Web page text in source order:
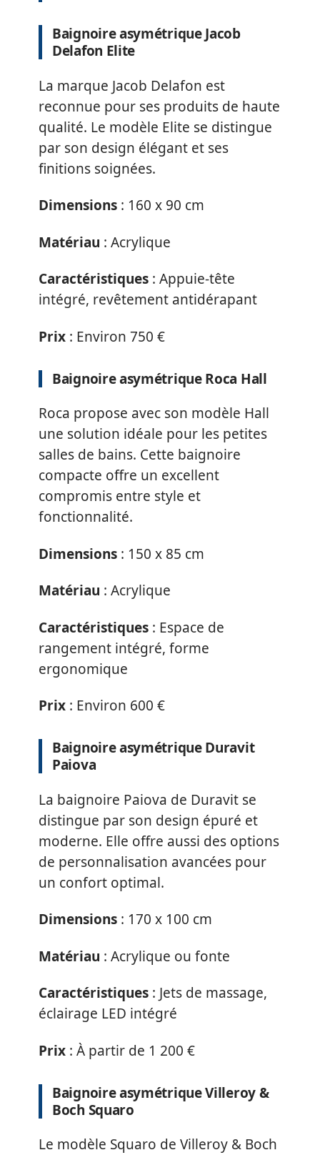
Baignoire asymétrique Jacob
Delafon Elite
La marque Jacob Delafon est
reconnue pour ses produits de haute
qualité. Le modèle Elite se distingue
par son design élégant et ses
finitions soignées.
Dimensions : 160 x 90 cm
Matériau : Acrylique
Caractéristiques : Appuie-tête
intégré, revêtement antidérapant
Prix : Environ 750 €
Baignoire asymétrique Roca Hall
Roca propose avec son modèle Hall
une solution idéale pour les petites
salles de bains. Cette baignoire
compacte offre un excellent
compromis entre style et
fonctionnalité.
Dimensions : 150 x 85 cm
Matériau : Acrylique
Caractéristiques : Espace de
rangement intégré, forme
ergonomique
Prix : Environ 600 €
Baignoire asymétrique Duravit
Paiova
La baignoire Paiova de Duravit se
distingue par son design épuré et
moderne. Elle offre aussi des options
de personnalisation avancées pour
un confort optimal.
Dimensions : 170 x 100 cm
Matériau : Acrylique ou fonte
Caractéristiques : Jets de massage,
éclairage LED intégré
Prix : À partir de 1 200 €
Baignoire asymétrique Villeroy &
Boch Squaro
Le modèle Squaro de Villeroy & Boch